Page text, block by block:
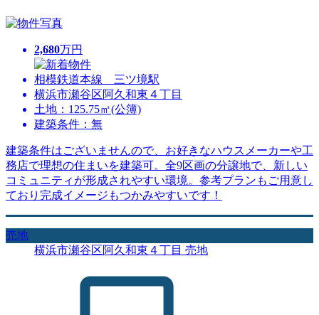
2,680万円
相模鉄道本線 三ツ境駅
横浜市瀬谷区阿久和東４丁目
土地：125.75㎡(公簿)
建築条件：無
建築条件はございませんので、お好きなハウスメーカーや工
務店で理想の住まいを建築可。全9区画の分譲地で、新しい
コミュニティが形成されやすい環境。参考プランもご用意し
ており完成イメージもつかみやすいです！
売地
横浜市瀬谷区阿久和東４丁目 売地